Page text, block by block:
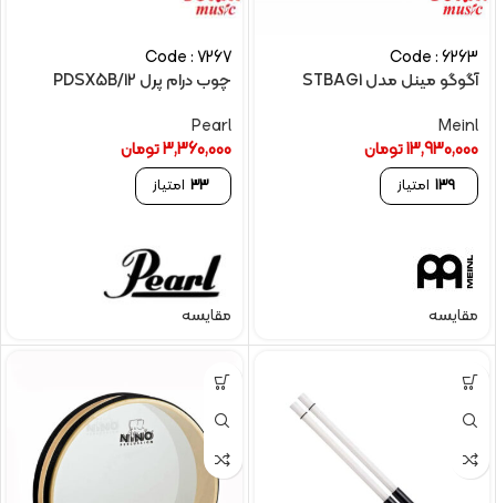
Code : 6263
آگوگو مینل مدل STBAG1
Meinl
13,930,000تومان
139 امتیاز
مقایسه
Code : 7267
چوب درام پرل PDSX5B/12
Pearl
3,360,000تومان
33 امتیاز
مقایسه